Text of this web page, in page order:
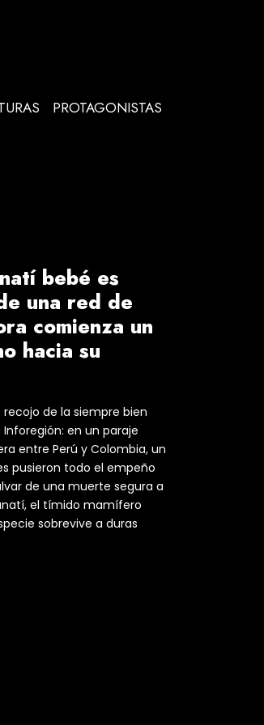
PROTAGONISTAS
bebé es
una red de
comienza un
hacia su
de la siempre bien
en un paraje
entre Perú y Colombia, un
pusieron todo el empeño
de una muerte segura a
el tímido mamífero
sobrevive a duras